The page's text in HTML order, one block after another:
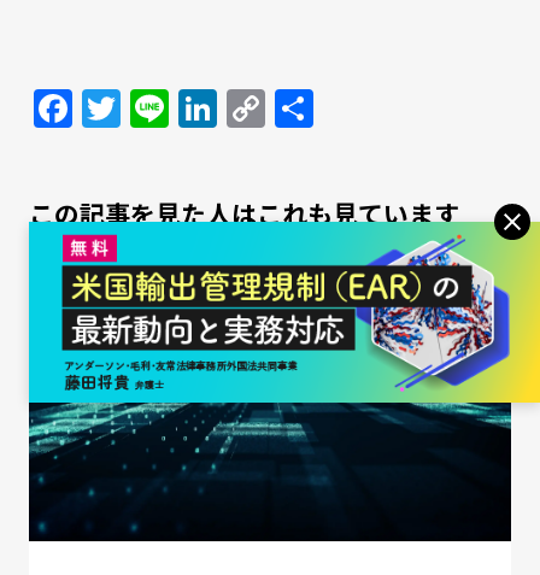
Facebook
Twitter
LineLinkedIn
Copy
Link
共
この記事を見た人はこれも見ています